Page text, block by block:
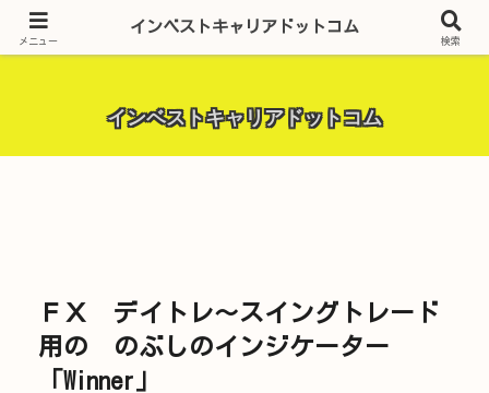
昨今話題の投資全般・金融関連全般・ＦＸトレード全般・生活に役立つ情報・
インベストキャリアドットコム
ＦＸ デイトレ〜スイングトレード
用の のぶしのインジケーター
「Winner」
メニュー
インベストキャリアドットコム
検索